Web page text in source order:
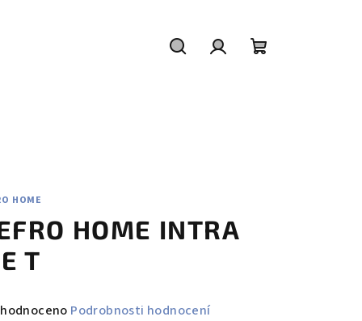
HOME
HOME INTRA
T
Podrobnosti hodnocení